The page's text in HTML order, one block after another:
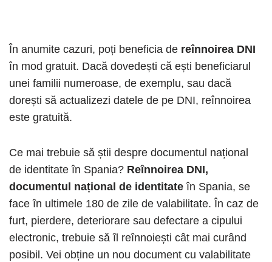
În anumite cazuri, poți beneficia de reînnoirea DNI
în mod gratuit. Dacă dovedești că ești beneficiarul
unei familii numeroase, de exemplu, sau dacă
dorești să actualizezi datele de pe DNI, reînnoirea
este gratuită.
Ce mai trebuie să știi despre documentul național
de identitate în Spania? Reînnoirea DNI,
documentul național de identitate în Spania, se
face în ultimele 180 de zile de valabilitate. În caz de
furt, pierdere, deteriorare sau defectare a cipului
electronic, trebuie să îl reînnoiești cât mai curând
posibil. Vei obține un nou document cu valabilitate